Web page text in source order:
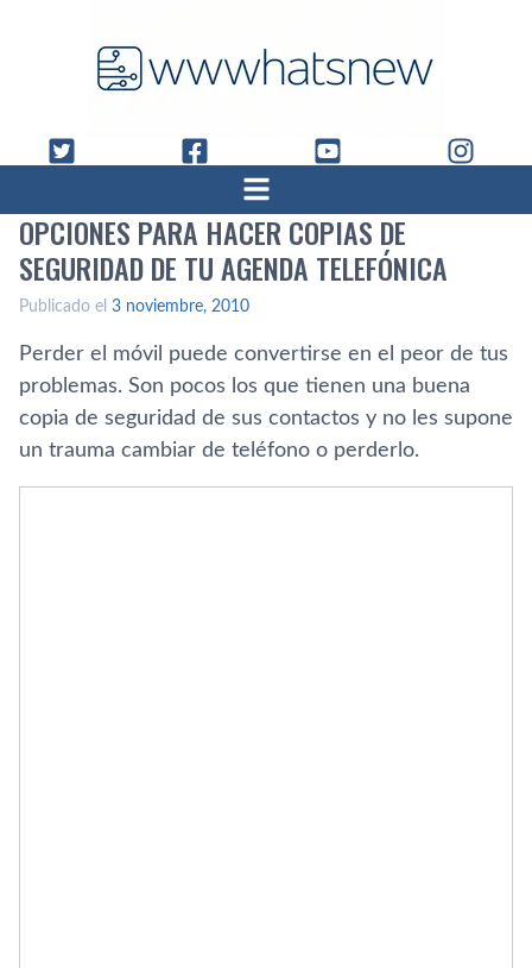
OPCIONES PARA HACER COPIAS DE
SEGURIDAD DE TU AGENDA TELEFÓNICA
Publicado el 3 noviembre, 2010
Perder el móvil puede convertirse en el peor de tus
problemas. Son pocos los que tienen una buena
copia de seguridad de sus contactos y no les supone
un trauma cambiar de teléfono o perderlo.